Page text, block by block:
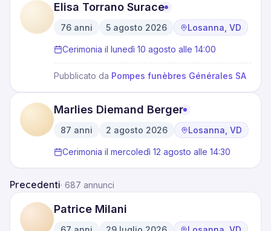
Elisa Torrano Surace
76 anni 5 agosto 2026 Losanna, VD
Cerimonia il lunedì 10 agosto alle 14:00
Pubblicato da Pompes funèbres Générales SA
Marlies Diemand Berger
87 anni 2 agosto 2026 Losanna, VD
Cerimonia il mercoledì 12 agosto alle 14:30
Precedenti· 687 annunci
Patrice Milani